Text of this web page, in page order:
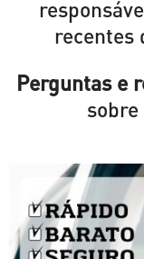
recentes
Perguntas e